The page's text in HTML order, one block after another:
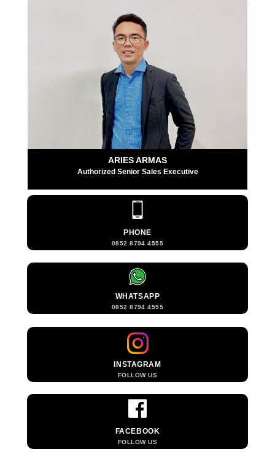
ARIES ARMAS
Authorized Senior Sales Executive
PHONE
0852 8794 4555
WHATSAPP
0852 8794 4555
INSTAGRAM
FOLLOW US
FACEBOOK
FOLLOW US